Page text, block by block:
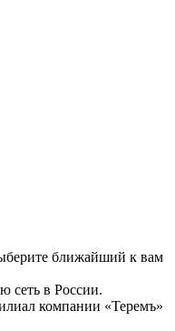
ближайший к вам
сеть в России.
компании «Теремъ»